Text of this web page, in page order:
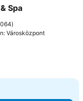
a kedvencekhez
Spa
Városközpont